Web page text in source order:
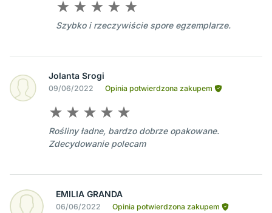
Szybko i rzeczywiście spore egzemplarze.
Jolanta Srogi
09/06/2022 Opinia potwierdzona zakupem
Rośliny ładne, bardzo dobrze opakowane.
Zdecydowanie polecam
EMILIA GRANDA
06/06/2022 Opinia potwierdzona zakupem